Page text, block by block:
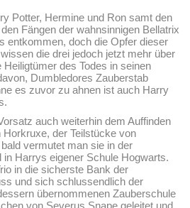
Potter, Hermine und Ron samt den
Fängen der wahnsinnigen Bellatrix
entkommen, doch die Opfer dieser
die drei jedoch jetzt mehr über
des Todes in seinen
Dumbledores Zauberstab
es zuvor zu ahnen ist auch Harry
auch weiterhin dem Auffinden
der Teilstücke von
vermutet man sie in der
in Harrys eigener Schule Hogwarts.
in die sicherste Bank der
und sich schlussendlich der
übernommenen Zauberschule
von Severus Snape geleitet und